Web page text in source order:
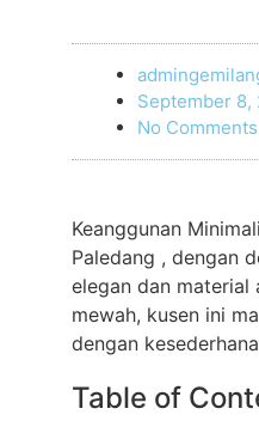
September 8,
No Comments
Keanggunan
Paledang , dengan
elegan dan material
mewah, kusen ini
dengan
Table of